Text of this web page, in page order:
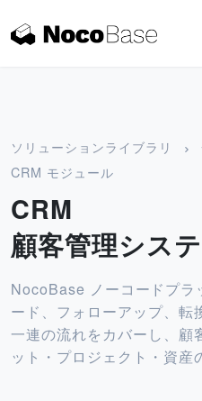
ソリューションライブラリ
CRM モジュール
CRM
顧客管理シス
NocoBase ノーコードプラ
ード、フォローアップ、転
一連の流れをカバーし、顧
ット・プロジェクト・資産